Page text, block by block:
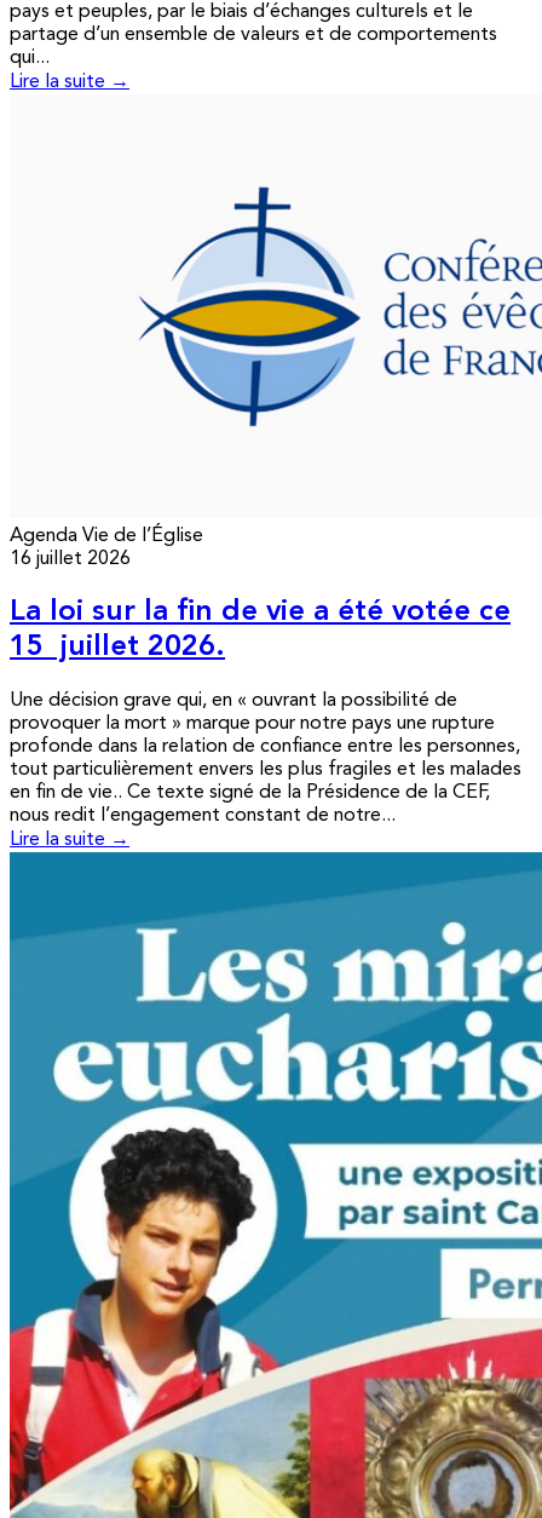
pays et peuples, par le biais d’échanges culturels et le
partage d’un ensemble de valeurs et de comportements
qui...
Lire la suite →
Agenda Vie de l’Église
16 juillet 2026
La loi sur la fin de vie a été votée ce
15 juillet 2026.
Une décision grave qui, en « ouvrant la possibilité de
provoquer la mort » marque pour notre pays une rupture
profonde dans la relation de confiance entre les personnes,
tout particulièrement envers les plus fragiles et les malades
en fin de vie.. Ce texte signé de la Présidence de la CEF,
nous redit l’engagement constant de notre...
Lire la suite →